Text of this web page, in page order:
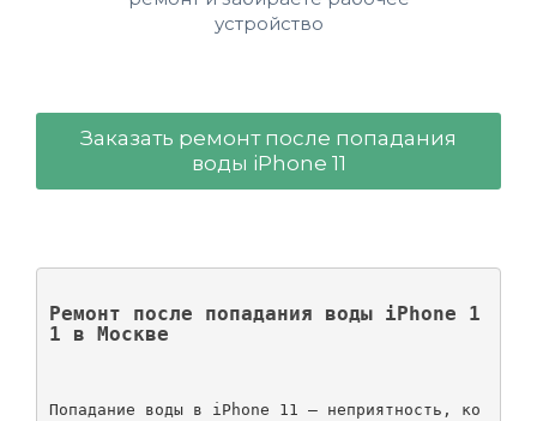
устройство
Заказать ремонт после попадания
воды iPhone 11
Ремонт после попадания воды iPhone 1
1 в Москве
Попадание воды в iPhone 11 — неприятность, ко